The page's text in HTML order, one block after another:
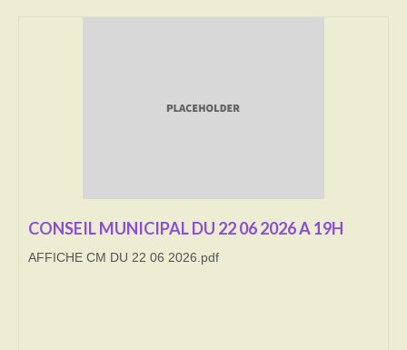
DECHETS VERTS
CONSEIL MUNICIPAL DU 22 06 2026 A 19H
AFFICHE CM DU 22 06 2026.pdf